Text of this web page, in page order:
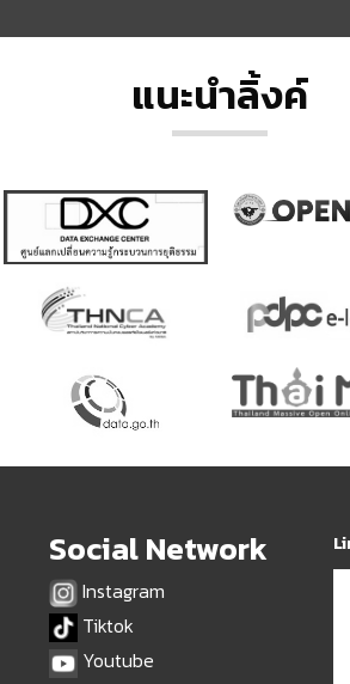
แนะนำลิ้งค์
Social Network
Instagram
Tiktok
Youtube